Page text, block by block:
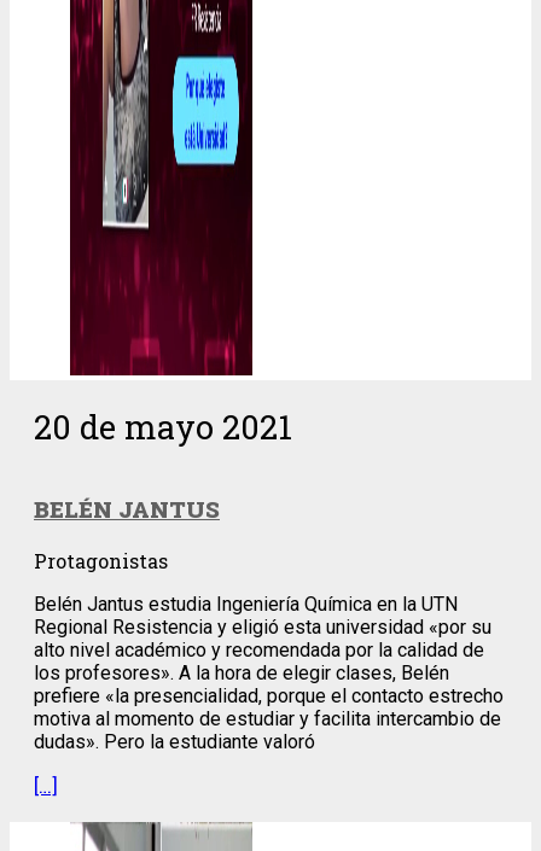
20 de mayo 2021
BELÉN JANTUS
Protagonistas
Belén Jantus estudia Ingeniería Química en la UTN
Regional Resistencia y eligió esta universidad «por su
alto nivel académico y recomendada por la calidad de
los profesores». A la hora de elegir clases, Belén
prefiere «la presencialidad, porque el contacto estrecho
motiva al momento de estudiar y facilita intercambio de
dudas». Pero la estudiante valoró
[…]